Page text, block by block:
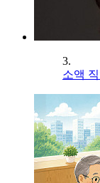
3.
소액